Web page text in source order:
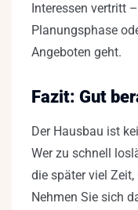
Interessen vertritt
Planungsphase
Angeboten geht.
Fazit: Gut
Der Hausbau ist
Wer zu schnell
die später viel Zeit,
Nehmen Sie sich